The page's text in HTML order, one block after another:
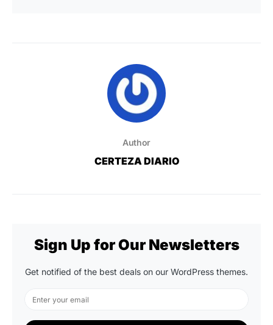
Author
CERTEZA DIARIO
Sign Up for Our Newsletters
Get notified of the best deals on our WordPress themes.